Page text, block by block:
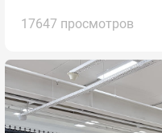
17647 просмотров